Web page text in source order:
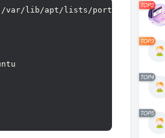
/var/lib/apt/lists/ports. ubuntu.
TOP2
TOP3
TOP4
TOP5